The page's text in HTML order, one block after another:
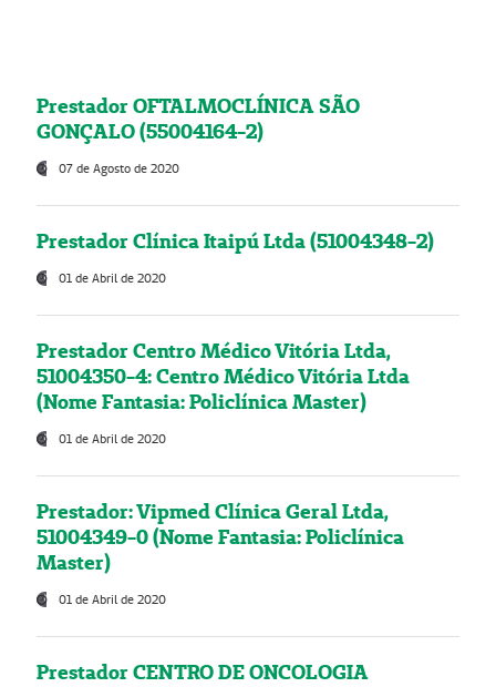
Prestador OFTALMOCLÍNICA SÃO
GONÇALO (55004164-2)
07 de Agosto de 2020
Prestador Clínica Itaipú Ltda (51004348-2)
01 de Abril de 2020
Prestador Centro Médico Vitória Ltda,
51004350-4: Centro Médico Vitória Ltda
(Nome Fantasia: Policlínica Master)
01 de Abril de 2020
Prestador: Vipmed Clínica Geral Ltda,
51004349-0 (Nome Fantasia: Policlínica
Master)
01 de Abril de 2020
Prestador CENTRO DE ONCOLOGIA